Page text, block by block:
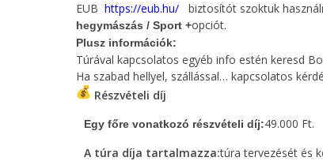
EUB https://eub.hu/ biztosítót szoktuk
hegymászás / Sport +opciót.
Plusz információk:
Túrával kapcsolatos egyéb info estén keresd
Ha szabad hellyel, szállással… kapcsolatos
Részvételi díj
Egy főre vonatkozó részvételi díj:49.000 Ft.
A túra díja tartalmazza:túra tervezését és